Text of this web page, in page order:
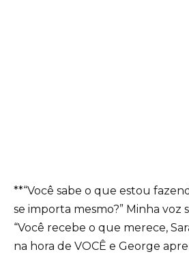
**“Você sabe o que estou
se importa mesmo?” Minha voz
“Você recebe o que merece,
na hora de VOCÊ e George